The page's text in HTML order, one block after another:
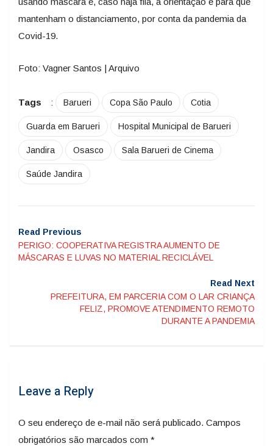
mantenham o distanciamento, por conta da pandemia da
Covid-19.
Foto: Vagner Santos | Arquivo
Tags : Barueri Copa São Paulo Cotia
Guarda em Barueri Hospital Municipal de Barueri
Jandira Osasco Sala Barueri de Cinema
Saúde Jandira
Read Previous
PERIGO: COOPERATIVA REGISTRA AUMENTO DE
MÁSCARAS E LUVAS NO MATERIAL RECICLÁVEL
Read Next
PREFEITURA, EM PARCERIA COM O LAR CRIANÇA
FELIZ, PROMOVE ATENDIMENTO REMOTO
DURANTE A PANDEMIA
Leave a Reply
O seu endereço de e-mail não será publicado. Campos
obrigatórios são marcados com *